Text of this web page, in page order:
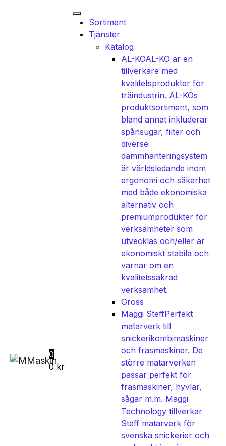
0
0kr
Sortiment
Tjänster
Katalog
AL-KOAL-KO är en
tillverkare med
kvalitetsprodukter för
träindustrin. AL-KOs
produktsortiment, som
bland annat inkluderar
spånsugar, filter och
diverse
dammhanteringsystem
är världsledande inom
ergonomi och säkerhet
med både ekonomiska
alternativ och
premiumprodukter för
verksamheter som
utvecklas och/eller är
ekonomiskt stabila och
värnar om en
kvalitetssäkrad
verksamhet.
Gross
Maggi SteffPerfekt
matarverk till
snickerikombimaskiner
och fräsmaskiner. De
större matarverken
passar perfekt för
fräsmaskiner, hyvlar,
sågar m.m. Maggi
Technology tillverkar
Steff matarverk för
svenska snickerier och